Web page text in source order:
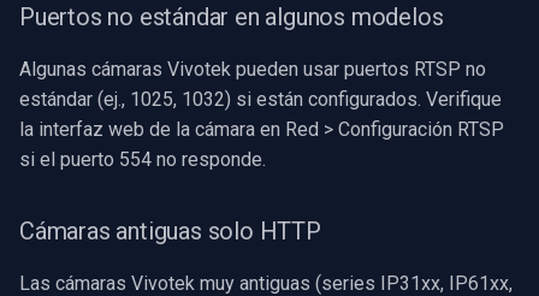
Puertos no estándar en algunos modelos
Algunas cámaras Vivotek pueden usar puertos RTSP no
estándar (ej., 1025, 1032) si están configurados. Verifique
la interfaz web de la cámara en Red > Configuración RTSP
si el puerto 554 no responde.
Cámaras antiguas solo HTTP
Las cámaras Vivotek muy antiguas (series IP31xx, IP61xx,